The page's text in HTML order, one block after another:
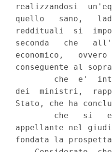
realizzandosi
quello   sano,
reddituali  si
seconda   che
economico,
conseguente al
che  e'
dei  ministri,
Stato, che ha
che   si
appellante nel
fondata la